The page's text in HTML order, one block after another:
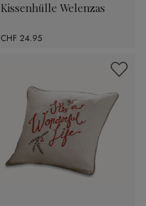
Kissenhülle Welenzas
CHF 24.95